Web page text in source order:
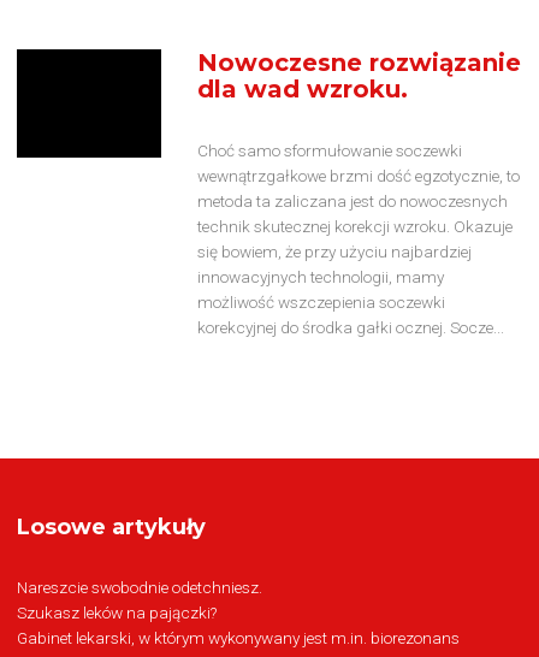
Nowoczesne rozwiązanie
dla wad wzroku.
Choć samo sformułowanie soczewki
wewnątrzgałkowe brzmi dość egzotycznie, to
metoda ta zaliczana jest do nowoczesnych
technik skutecznej korekcji wzroku. Okazuje
się bowiem, że przy użyciu najbardziej
innowacyjnych technologii, mamy
możliwość wszczepienia soczewki
korekcyjnej do środka gałki ocznej. Socze...
Losowe artykuły
Nareszcie swobodnie odetchniesz.
Szukasz leków na pajączki?
Gabinet lekarski, w którym wykonywany jest m.in. biorezonans